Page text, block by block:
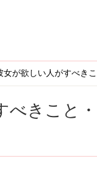
女が欲しい人がすべき
べきこと